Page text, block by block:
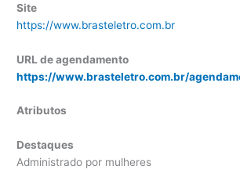
Site
https://www.brasteletro.com.br
URL de agendamento
https://www.brasteletro.com.br/
Atributos
Destaques
Administrado por mulheres